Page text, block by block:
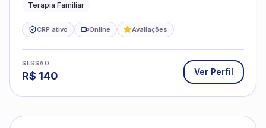
Terapia Familiar
CRP ativo Online Avaliações
SESSÃO
R$ 140 Ver Perfil